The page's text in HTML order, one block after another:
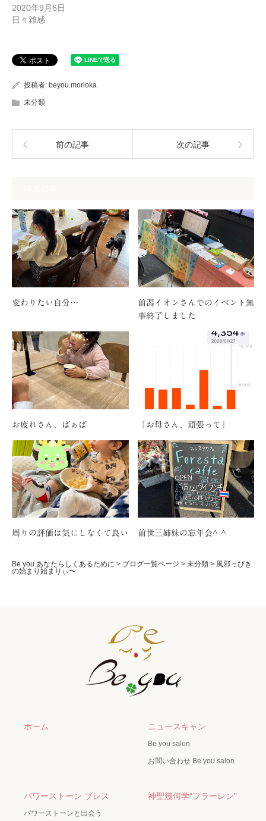
2020年9月6日
日々雑感
投稿者: beyou.morioka
未分類
前の記事 次の記事
変わりたい自分…
前潟イオンさんでのイベント無
事終了しました
お疲れさん、ばぁば 「お母さん、頑張って」
周りの評価は気にしなくて良い 前世三姉妹の忘年会^ ^
Be you あなたらしくあるために > ブログ一覧ページ > 未分類 > 風邪っぴき
の始まり始まりぃ〜
ホーム ニュースキャン
Be you salon
お問い合わせ Be you salon
パワーストーン ブレス
パワーストーンと出会う
神聖幾何学“フラーレン”